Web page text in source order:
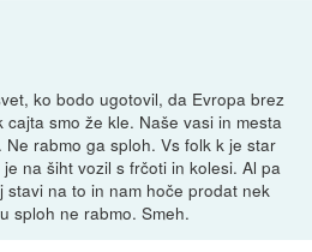
ko bodo ugotovil, da Evropa brez
smo že kle. Naše vasi in mesta
rabmo ga sploh. Vs folk k je star
na šiht vozil s frčoti in kolesi. Al pa
stavi na to in nam hoče prodat nek
sploh ne rabmo. Smeh.